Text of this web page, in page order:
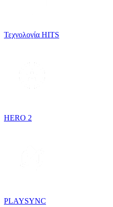
Τεχνολογία HITS
HERO 2
PLAYSYNC